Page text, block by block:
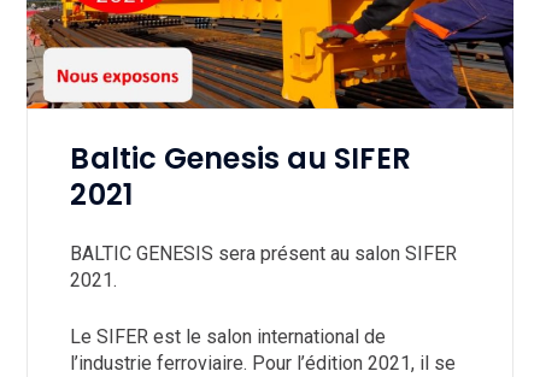
Baltic Genesis au SIFER
2021
BALTIC GENESIS sera présent au salon SIFER
2021.
Le SIFER est le salon international de
l’industrie ferroviaire. Pour l’édition 2021, il se